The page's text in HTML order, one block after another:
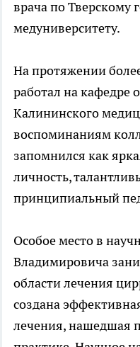
врача по Тверскому
медуниверситету.
На протяжении
работал на кафедре
Калининского
воспоминаниям
запомнился как
личность,
принципиальный
Особое место в
Владимировича
области лечения
создана
лечения, нашедшая